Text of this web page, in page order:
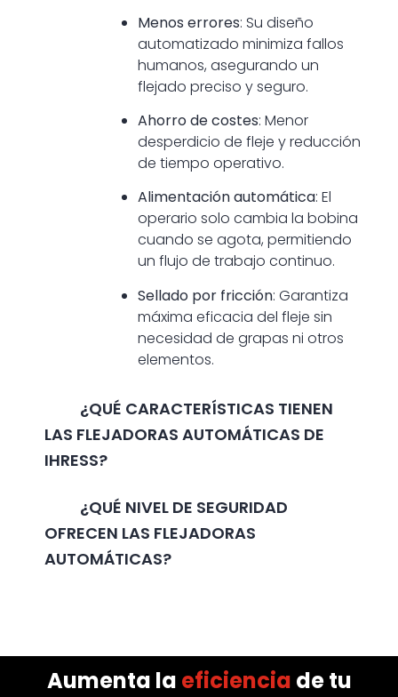
Menos errores: Su diseño
automatizado minimiza fallos
humanos, asegurando un
flejado preciso y seguro.
Ahorro de costes: Menor
desperdicio de fleje y reducción
de tiempo operativo.
Alimentación automática: El
operario solo cambia la bobina
cuando se agota, permitiendo
un flujo de trabajo continuo.
Sellado por fricción: Garantiza
máxima eficacia del fleje sin
necesidad de grapas ni otros
elementos.
¿QUÉ CARACTERÍSTICAS TIENEN
LAS FLEJADORAS AUTOMÁTICAS DE
IHRESS?
¿QUÉ NIVEL DE SEGURIDAD
OFRECEN LAS FLEJADORAS
AUTOMÁTICAS?
Aumenta la eficiencia de tu